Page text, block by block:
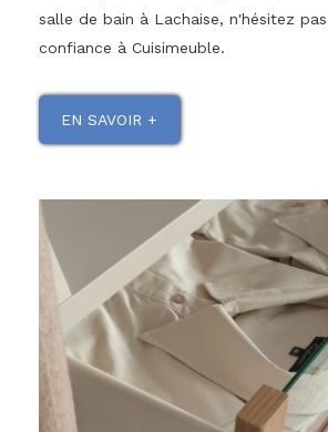
salle de bain à Lachaise, n'hésitez
confiance à Cuisimeuble.
EN SAVOIR +